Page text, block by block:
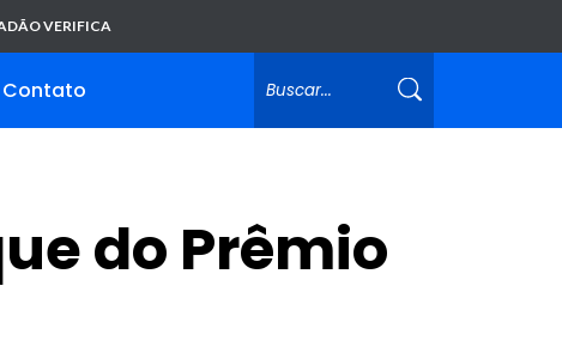
VERIFICA
Contato
do Prêmio